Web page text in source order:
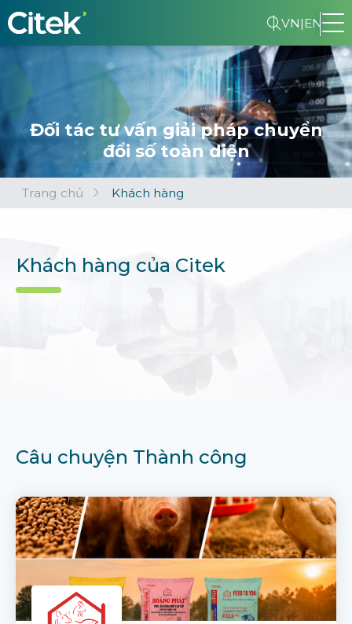
VN|EN
Đối tác tư vấn giải pháp chuyển
đổi số toàn diện
Trang chủ Khách hàng
Khách hàng của Citek
Câu chuyện Thành công